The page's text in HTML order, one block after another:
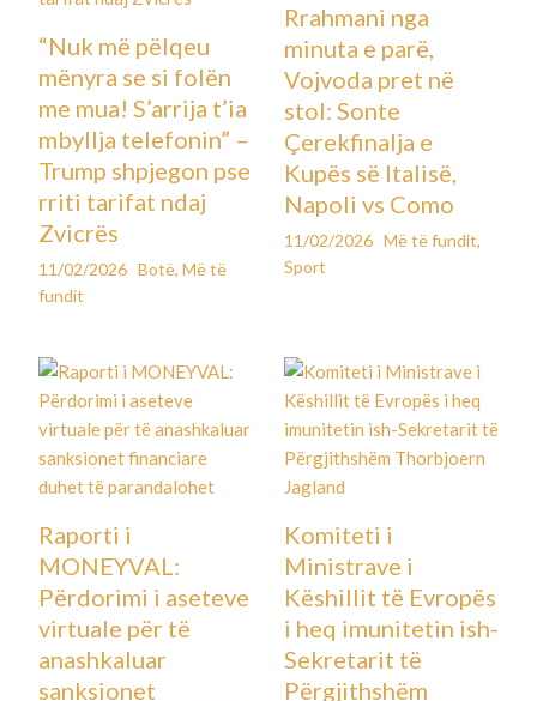
“Nuk më pëlqeu
mënyra se si folën
me mua! S’arrija t’ia
mbyllja telefonin” –
Trump shpjegon pse
rriti tarifat ndaj
Zvicrës
11/02/2026 Botë,Më të
fundit
Rrahmani nga
minuta e parë,
Vojvoda pret në
stol: Sonte
Çerekfinalja e
Kupës së Italisë,
Napoli vs Como
11/02/2026 Më të fundit,
Sport
Raporti i
MONEYVAL:
Përdorimi i aseteve
virtuale për të
anashkaluar
sanksionet
Komiteti i
Ministrave i
Këshillit të Evropës
i heq imunitetin ish-
Sekretarit të
Përgjithshëm